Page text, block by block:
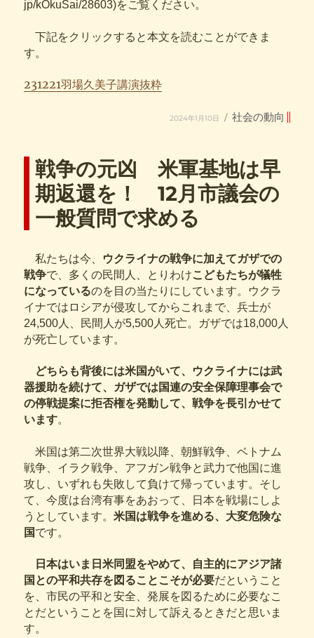
jp/kOkuSai/28603)をご覧ください。
下記をクリックすると本文を読むことができま
す。
231221羽場久美子講演抜粋
投
稿
2024年1月10日
カ
テ
社会の動向
戦争の元凶 米軍基地は早
期返還を！ 12月市議会の
一般質問で求める
私たちは今、 ウクライナの戦争に加えてガザでの
戦争で、多くの民間人、とりわけこどもたちが犠牲
になっているのを目の当たりにしています。ウクラ
イナではロシアが侵攻してからこれまで、兵士が
24,500人、民間人が5,500人死亡。ガザでは18,000人
が死亡しています。
どちらも背後には米国がいて、ウクライナには武
器援助を続けて、ガザでは国連の安全保障理事会で
の停戦提案に拒否権を発動して、戦争を長引かせて
います。
米国は第二次世界大戦以降、朝鮮戦争、ベトナム
戦争、イラク戦争、アフガン戦争と武力で他国に進
攻し、いずれも失敗して負けて帰っています。そし
て、今度は台湾有事をあおって、日本を戦場にしよ
うとしています。米国は戦争を進める、大変危険な
国です。
日本はいま日米同盟をやめて、自主的にアジア諸
国との平和共存を図ることこそが必要だということ
を、市民の平和と安全、発展を図るために必要なこ
とだということを国に対して訴えるときだと思いま
す。